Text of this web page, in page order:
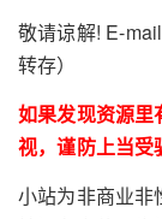
敬请谅解! E-
转存）
如果发现资源里
视，谨防上当受
小站为非商业非